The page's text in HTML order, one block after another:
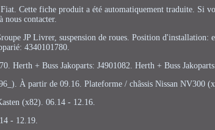
Cette fiche produit a été automatiquement traduite. Si
nous contacter.
JP Livrer, suspension de roues. Position d'installation:
4340101780.
Herth + Buss Jakoparts: J4901082. Herth + Buss
À partir de 09.16. Plateforme / châssis Nissan NV300
(x82). 06.14 - 12.16.
- 12.19.